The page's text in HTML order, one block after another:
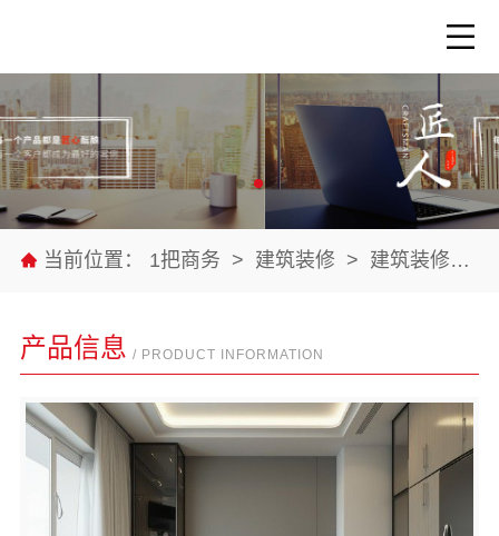
当前位置： 1把商务 > 建筑装修 > 建筑装修材料
产品信息 / PRODUCT INFORMATION